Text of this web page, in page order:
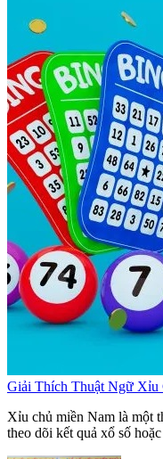
Giải Thích Thuật Ngữ Xỉu
Xỉu chủ miền Nam là một
theo dõi kết quả xổ số